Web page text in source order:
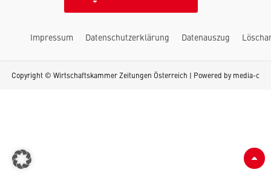
Impressum Datenschutzerklärung Datenauszug
Copyright © Wirtschaftskammer Zeitungen Österreich | Powered by media-c